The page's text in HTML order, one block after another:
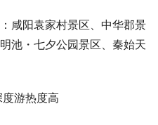
咸阳袁家村景区、中华郡景
池・七夕公园景区、秦始天
游热度高